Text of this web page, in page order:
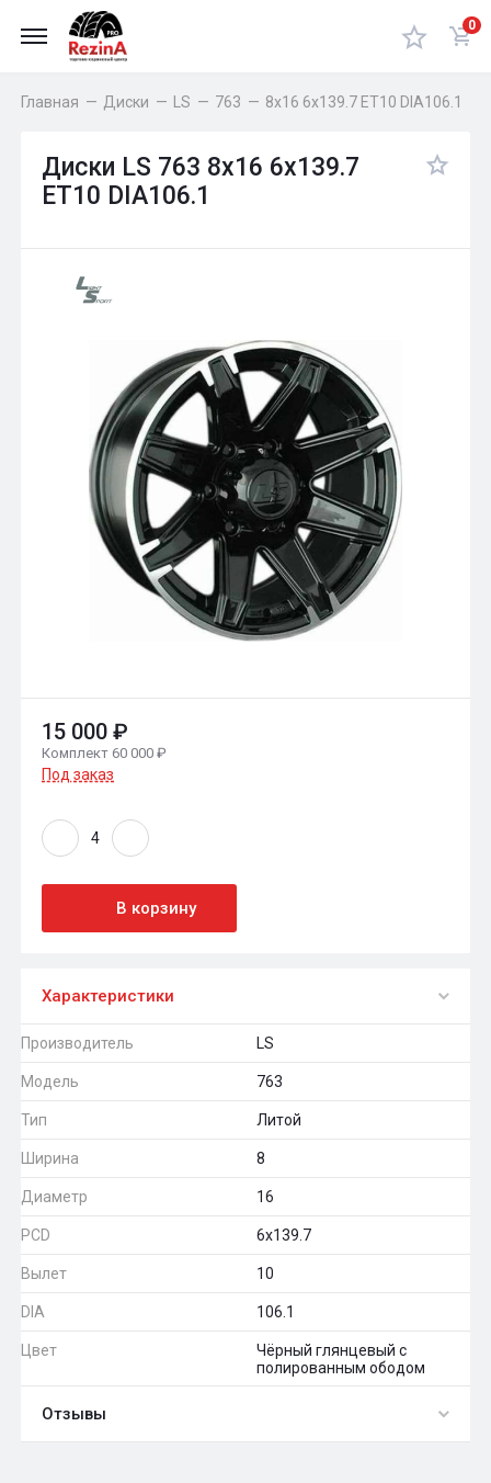
0
Главная — Диски — LS — 763 — 8x16 6x139.7 ET10 DIA106.1
Диски LS 763 8x16 6x139.7
ET10 DIA106.1
15 000 ₽
Комплект 60 000 ₽
Под заказ
В корзину
Характеристики
Производитель LS
Модель 763
Тип Литой
Ширина 8
Диаметр 16
PCD 6x139.7
Вылет 10
DIA 106.1
Цвет
Чёрный глянцевый с
полированным ободом
Отзывы